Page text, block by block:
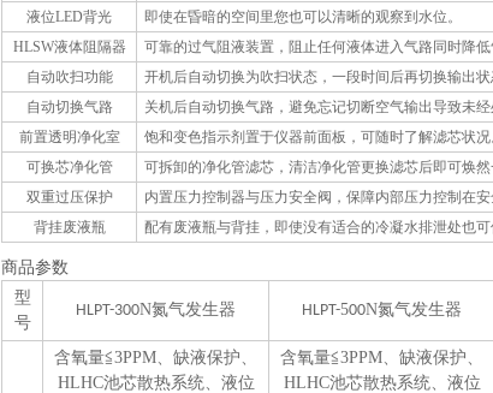
液位LED背光 即使在昏暗的空间里您也可以清晰的观察到 水位。
HLSW液体阻隔器
可靠的过气阻 液装置， 阻止任何液体进入气路同时降
自动吹扫功能
开机后自动切换为吹扫状态，一段时间后再切换输出
自动切换气路
关机后自动切换气路 ，避免忘记切断空气输出导致未
前置透明净化室 饱和变色指示剂置于仪器前面板， 可随时了解滤芯状况
可换芯净化管
可拆卸的净化管滤芯，清洁净化管更换滤芯后即可焕然
双重过压保护
内置压力控制器与压力安全阀，保障内部压力控制在
背挂废液瓶 配有废液瓶与背挂 ，即使没有适合的冷凝水排泄处也可
商品参数
型
号
HLPT-300N氮气发生器 HLPT-500N氮气发生器
含氧量≦3PPM、 缺液保护、
HLHC池芯散热系统、 液位
含氧量≦3PPM、 缺液保护、
HLHC池芯散热系统、 液位